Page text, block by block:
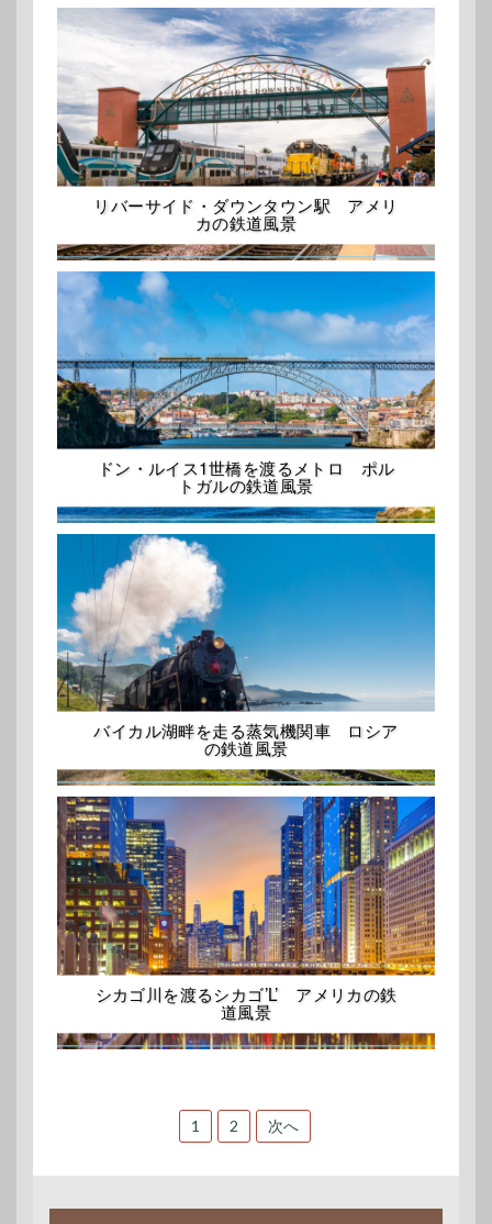
リバーサイド・ダウンタウン駅 アメリ
カの鉄道風景
ドン・ルイス1世橋を渡るメトロ ポル
トガルの鉄道風景
バイカル湖畔を走る蒸気機関車 ロシア
の鉄道風景
シカゴ川を渡るシカゴ’L’ アメリカの鉄
道風景
ナ
1 2 次へ